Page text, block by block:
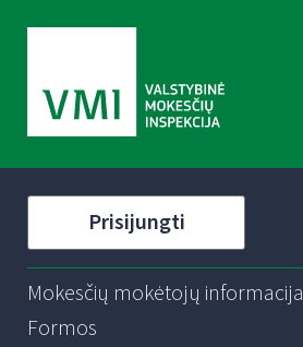
Prisijungti
Mokesčių mokėtojų informacija
Formos